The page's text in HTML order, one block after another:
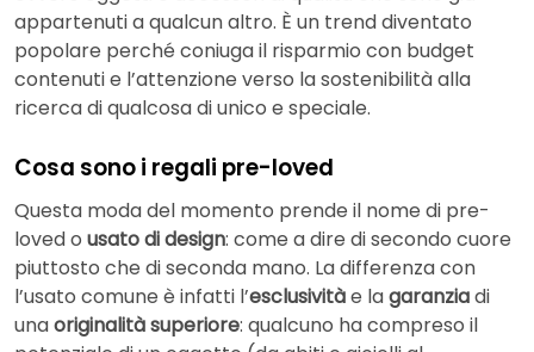
appartenuti a qualcun altro. È un trend diventato
popolare perché coniuga il risparmio con budget
contenuti e l’attenzione verso la sostenibilità alla
ricerca di qualcosa di unico e speciale.
Cosa sono i regali pre-loved
Questa moda del momento prende il nome di pre-
loved o usato di design: come a dire di secondo cuore
piuttosto che di seconda mano. La differenza con
l’usato comune è infatti l’esclusivitàe lagaranziadi
unaoriginalità superiore: qualcuno ha compreso il